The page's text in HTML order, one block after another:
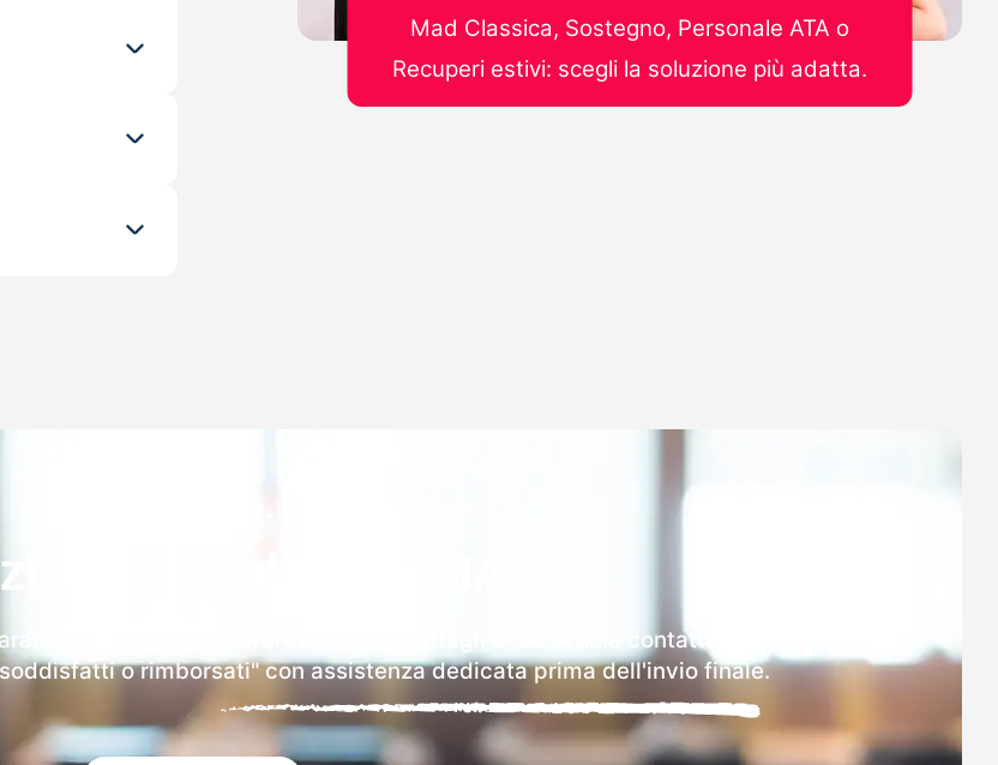
Mad Classica, Sostegno, Personale ATA o
Recuperi estivi: scegli la soluzione più adatta.
100% sulla tua MAD
Sul Panaro riceverai via email i dettagli delle scuole contattate.
o rimborsati" con assistenza dedicata prima dell'invio finale.